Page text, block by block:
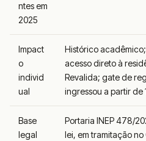
ntes em
2025
Impact
o
individ
ual
Histórico
acesso direto à
Revalida; gate de
ingressou a partir de
Base
legal
Portaria INEP 478/
lei, em tramitação no